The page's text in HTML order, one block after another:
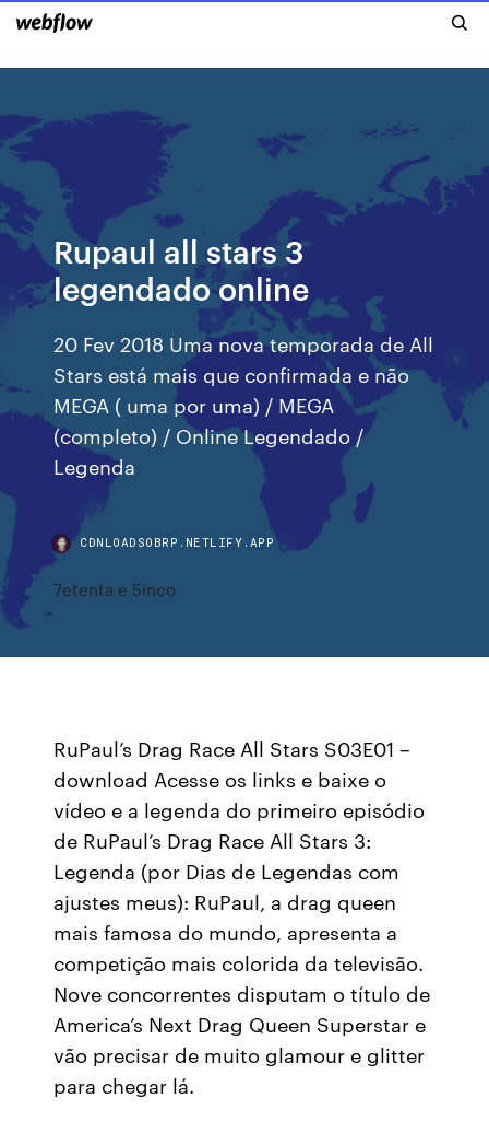
Rupaul all stars 3
legendado online
20 Fev 2018 Uma nova temporada de All
Stars está mais que confirmada e não
MEGA ( uma por uma) / MEGA
(completo) / Online Legendado /
Legenda
CDNLOADSOBRP.NETLIFY.APP
7etenta e 5inco
RuPaul’s Drag Race All Stars S03E01 –
download Acesse os links e baixe o
vídeo e a legenda do primeiro episódio
de RuPaul’s Drag Race All Stars 3:
Legenda (por Dias de Legendas com
ajustes meus): RuPaul, a drag queen
mais famosa do mundo, apresenta a
competição mais colorida da televisão.
Nove concorrentes disputam o título de
America’s Next Drag Queen Superstar e
vão precisar de muito glamour e glitter
para chegar lá.